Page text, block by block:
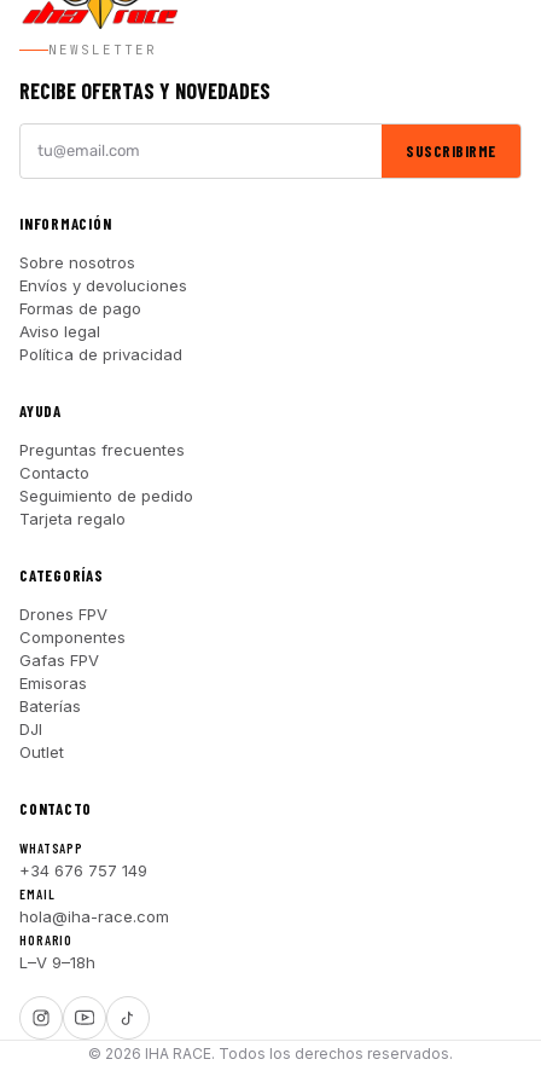
NEWSLETTER
RECIBE OFERTAS Y NOVEDADES
SUSCRIBIRME
INFORMACIÓN
Sobre nosotros
Envíos y devoluciones
Formas de pago
Aviso legal
Política de privacidad
AYUDA
Preguntas frecuentes
Contacto
Seguimiento de pedido
Tarjeta regalo
CATEGORÍAS
Drones FPV
Componentes
Gafas FPV
Emisoras
Baterías
DJI
Outlet
CONTACTO
WHATSAPP
+34 676 757 149
EMAIL
hola@iha-race.com
HORARIO
L–V 9–18h
© 2026 IHA RACE. Todos los derechos reservados.